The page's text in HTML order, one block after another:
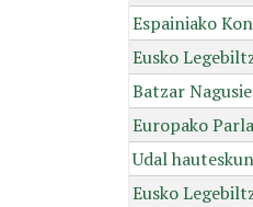
Espainiako
Eusko
Batzar
Europako
Udal
Eusko